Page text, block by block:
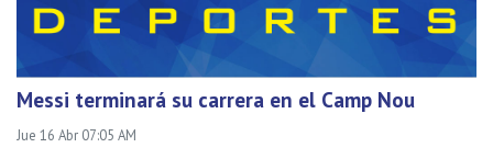
Messi terminará su carrera en el Camp Nou
Jue 16 Abr 07:05 AM